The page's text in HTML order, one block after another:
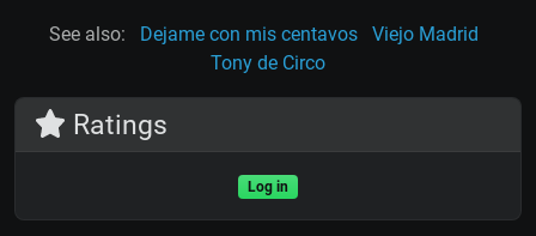
See also: Dejame con mis centavos
Viejo Madrid
Tony de Circo
Ratings
Log in